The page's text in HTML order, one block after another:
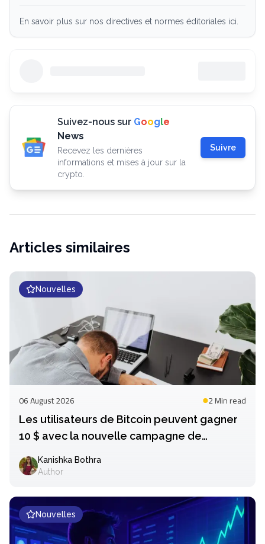
En savoir plus sur nos directives et normes éditoriales ici.
Suivez-nous sur Google
News
Recevez les dernières
informations et mises à jour sur la
crypto.
Suivre
Articles similaires
Nouvelles
06 August 2026 2 Minread
Les utilisateurs de Bitcoin peuvent gagner
10 $ avec la nouvelle campagne de
Kanishka Bothra
Author
Nouvelles